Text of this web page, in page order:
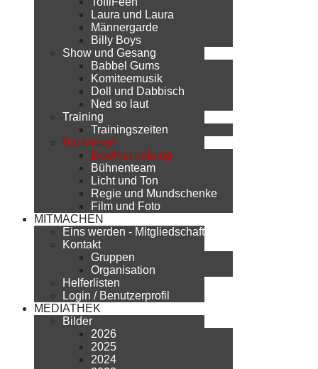
Laura und Laura
Männergarde
Billy Boys
Show und Gesang
Babbel Gums
Komiteemusik
Doll und Dabbisch
Ned so laut
Training
Trainingszeiten
Backstage
Bewirtschaftung
Bühnenteam
Licht und Ton
Regie und Mundschenke
Film und Foto
MITMACHEN
Eins werden - Mitgliedschaft
Kontakt
Gruppen
Organisation
Helferlisten
Login / Benutzerprofil
MEDIATHEK
Bilder
2026
2025
2024